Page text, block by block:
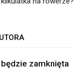
zamknięta